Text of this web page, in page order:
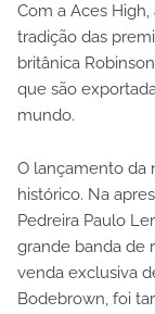
Com a Aces
tradição das
britânica
que são
mundo.
O lançamento da
histórico. Na
Pedreira Paulo
grande banda de
venda exclusiva
Bodebrown, foi